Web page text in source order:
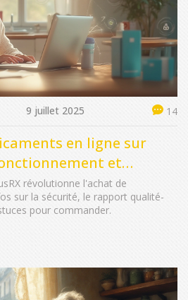
9 juillet 2025 14
en ligne sur
et
révolutionne l'achat de
sur la sécurité, le rapport qualité-
pour commander.